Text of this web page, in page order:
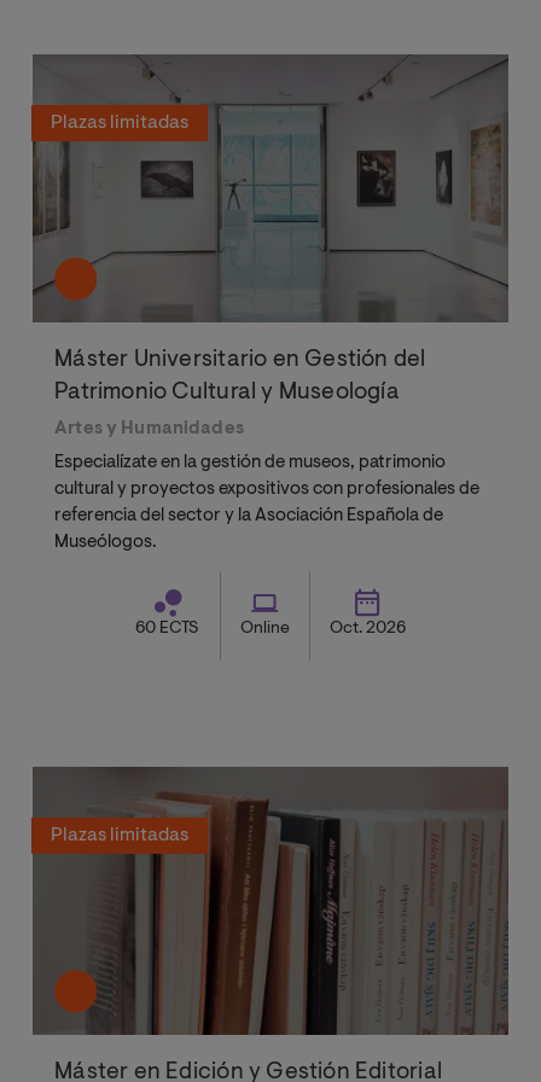
Plazas limitadas
Máster Universitario en Gestión del
Patrimonio Cultural y Museología
Artes y Humanidades
Especialízate en la gestión de museos, patrimonio
cultural y proyectos expositivos con profesionales de
referencia del sector y la Asociación Española de
Museólogos.
60 ECTS Online Oct. 2026
Plazas limitadas
Máster en Edición y Gestión Editorial